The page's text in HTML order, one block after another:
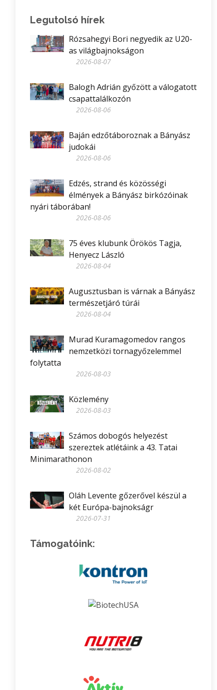
Legutolsó hírek
Rózsahegyi Bori negyedik az U20-
as világbajnokságon
2026-08-07
Balogh Adrián győzött a válogatott
csapattalálkozón
2026-08-06
Baján edzőtáboroznak a Bányász
judokái
2026-08-06
Edzés, strand és közösségi
élmények a Bányász birkózóinak
nyári táborában!
2026-08-06
75 éves klubunk Örökös Tagja,
Henyecz László
2026-08-04
Augusztusban is várnak a Bányász
természetjáró túrái
2026-08-04
Murad Kuramagomedov rangos
nemzetközi tornagyőzelemmel
folytatta
2026-08-03
Közlemény
2026-08-03
Számos dobogós helyezést
szereztek atlétáink a 43. Tatai
Minimarathonon
2026-08-02
Oláh Levente gőzerővel készül a
két Európa-bajnokságr
2026-07-31
Támogatóink: